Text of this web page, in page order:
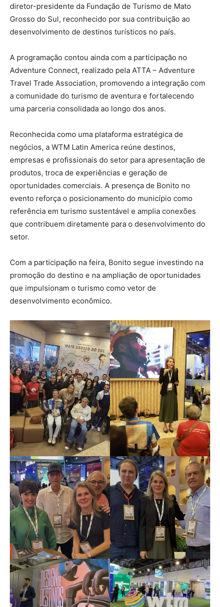
diretor-presidente da Fundação de Turismo de Mato
Grosso do Sul, reconhecido por sua contribuição ao
desenvolvimento de destinos turísticos no país.
A programação contou ainda com a participação no
Adventure Connect, realizado pela ATTA – Adventure
Travel Trade Association, promovendo a integração com
a comunidade do turismo de aventura e fortalecendo
uma parceria consolidada ao longo dos anos.
Reconhecida como uma plataforma estratégica de
negócios, a WTM Latin America reúne destinos,
empresas e profissionais do setor para apresentação de
produtos, troca de experiências e geração de
oportunidades comerciais. A presença de Bonito no
evento reforça o posicionamento do município como
referência em turismo sustentável e amplia conexões
que contribuem diretamente para o desenvolvimento do
setor.
Com a participação na feira, Bonito segue investindo na
promoção do destino e na ampliação de oportunidades
que impulsionam o turismo como vetor de
desenvolvimento econômico.